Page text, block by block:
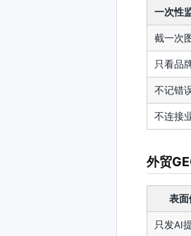
一次性
截一次
只看品
不记错
不连接
外贸
表面
只发AI